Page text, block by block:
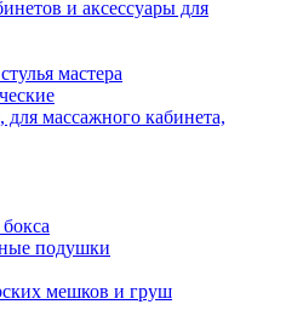
и аксессуары для
мастера
массажного кабинета,
подушки
мешков и груш